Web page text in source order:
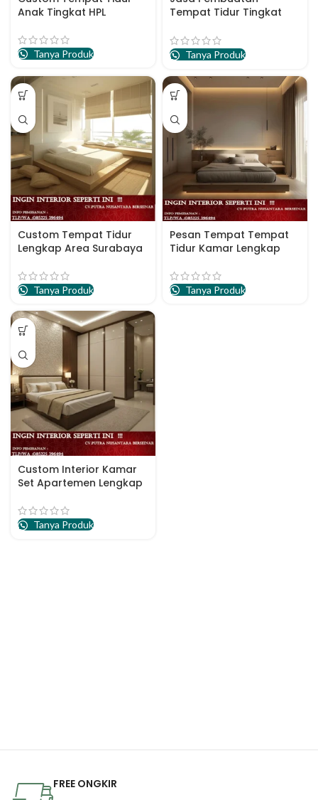
Anak Tingkat HPL
Tanya Produk
Tempat Tidur Tingkat
Tanya Produk
Custom Tempat Tidur
Lengkap Area Surabaya
Tanya Produk
Pesan Tempat Tempat
Tidur Kamar Lengkap
Tanya Produk
Custom Interior Kamar
Set Apartemen Lengkap
Tanya Produk
FREE ONGKIR